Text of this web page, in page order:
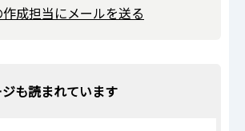
成担当にメールを送る
も読まれています